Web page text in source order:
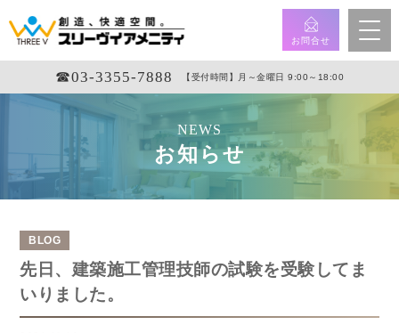
お問合せ
☎︎03-3355-7888 【受付時間】月～金曜日 9:00～18:00
NEWS
お知らせ
BLOG
先日、建築施工管理技師の試験を受験してま
いりました。